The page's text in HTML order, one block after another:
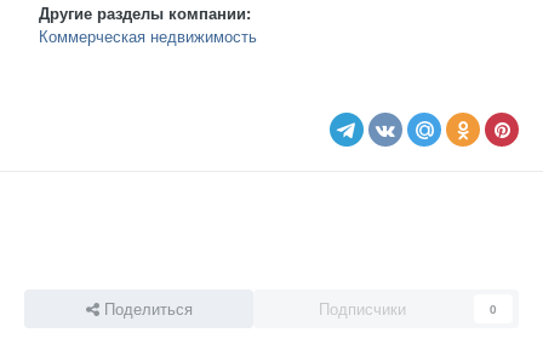
Другие разделы компании:
Коммерческая недвижимость
Поделиться Подписчики 0